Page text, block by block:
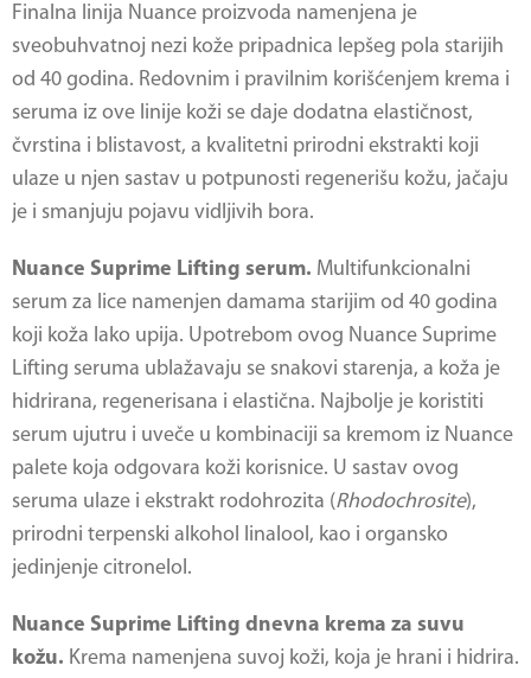
Finalna linija Nuance proizvoda namenjena je
sveobuhvatnoj nezi kože pripadnica lepšeg pola starijih
od 40 godina. Redovnim i pravilnim korišćenjem krema i
seruma iz ove linije koži se daje dodatna elastičnost,
čvrstina i blistavost, a kvalitetni prirodni ekstrakti koji
ulaze u njen sastav u potpunosti regenerišu kožu, jačaju
je i smanjuju pojavu vidljivih bora.
Nuance Suprime Lifting serum. Multifunkcionalni
serum za lice namenjen damama starijim od 40 godina
koji koža lako upija. Upotrebom ovog Nuance Suprime
Lifting seruma ublažavaju se snakovi starenja, a koža je
hidrirana, regenerisana i elastična. Najbolje je koristiti
serum ujutru i uveče u kombinaciji sa kremom iz Nuance
palete koja odgovara koži korisnice. U sastav ovog
seruma ulaze i ekstrakt rodohrozita (Rhodochrosite),
prirodni terpenski alkohol linalool, kao i organsko
jedinjenje citronelol.
Nuance Suprime Lifting dnevna krema za suvu
kožu. Krema namenjena suvoj koži, koja je hrani i hidrira.